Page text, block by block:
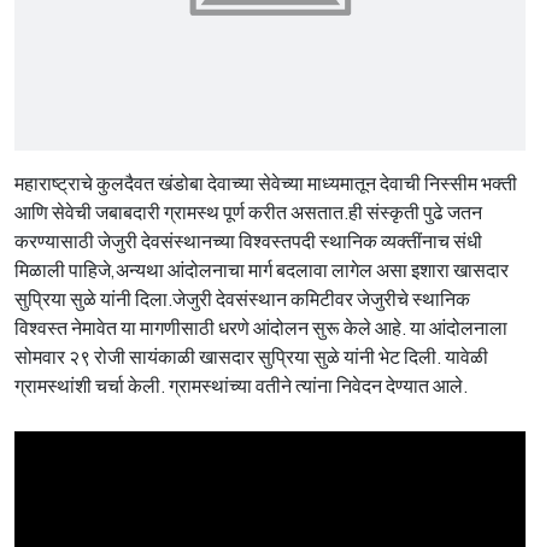
महाराष्ट्राचे कुलदैवत खंडोबा देवाच्या सेवेच्या माध्यमातून देवाची निस्सीम भक्ती
आणि सेवेची जबाबदारी ग्रामस्थ पूर्ण करीत असतात.ही संस्कृती पुढे जतन
करण्यासाठी जेजुरी देवसंस्थानच्या विश्वस्तपदी स्थानिक व्यक्तींनाच संधी
मिळाली पाहिजे,अन्यथा आंदोलनाचा मार्ग बदलावा लागेल असा इशारा खासदार
सुप्रिया सुळे यांनी दिला.जेजुरी देवसंस्थान कमिटीवर जेजुरीचे स्थानिक
विश्वस्त नेमावेत या मागणीसाठी धरणे आंदोलन सुरू केले आहे. या आंदोलनाला
सोमवार २९ रोजी सायंकाळी खासदार सुप्रिया सुळे यांनी भेट दिली. यावेळी
ग्रामस्थांशी चर्चा केली. ग्रामस्थांच्या वतीने त्यांना निवेदन देण्यात आले.